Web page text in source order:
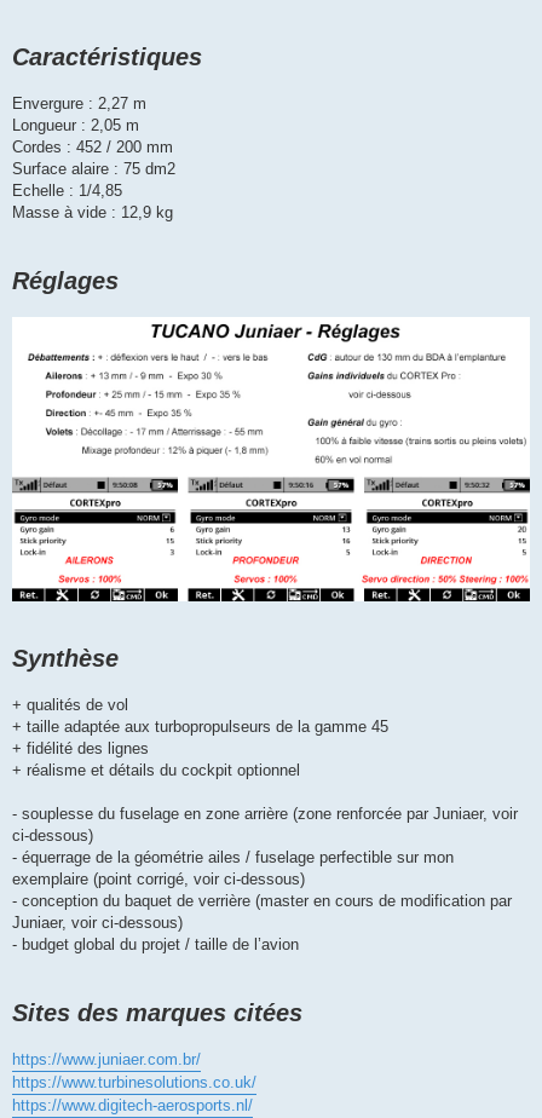
Caractéristiques
Envergure : 2,27 m
Longueur : 2,05 m
Cordes : 452 / 200 mm
Surface alaire : 75 dm2
Echelle : 1/4,85
Masse à vide : 12,9 kg
Réglages
Synthèse
+ qualités de vol
+ taille adaptée aux turbopropulseurs de la gamme 45
+ fidélité des lignes
+ réalisme et détails du cockpit optionnel
- souplesse du fuselage en zone arrière (zone renforcée par Juniaer, voir
ci-dessous)
- équerrage de la géométrie ailes / fuselage perfectible sur mon
exemplaire (point corrigé, voir ci-dessous)
- conception du baquet de verrière (master en cours de modification par
Juniaer, voir ci-dessous)
- budget global du projet / taille de l’avion
Sites des marques citées
https://www.juniaer.com.br/
https://www.turbinesolutions.co.uk/
https://www.digitech-aerosports.nl/